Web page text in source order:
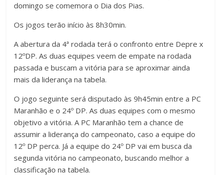
domingo se comemora o Dia dos Pias.
Os jogos terão início às 8h30min.
A abertura da 4ª rodada terá o confronto entre Depre x
12ºDP. As duas equipes veem de empate na rodada
passada e buscam a vitória para se aproximar ainda
mais da liderança na tabela.
O jogo seguinte será disputado às 9h45min entre a PC
Maranhão e o 24º DP. As duas equipes com o mesmo
objetivo a vitória. A PC Maranhão tem a chance de
assumir a liderança do campeonato, caso a equipe do
12º DP perca. Já a equipe do 24º DP vai em busca da
segunda vitória no campeonato, buscando melhor a
classificação na tabela.